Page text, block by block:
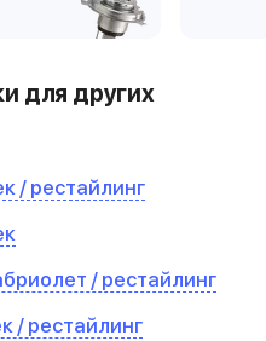
для других
/ рестайлинг
/ рестайлинг
/ рестайлинг